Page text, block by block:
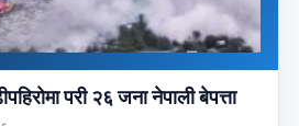
परी २६ जना नेपाली बेपत्ता